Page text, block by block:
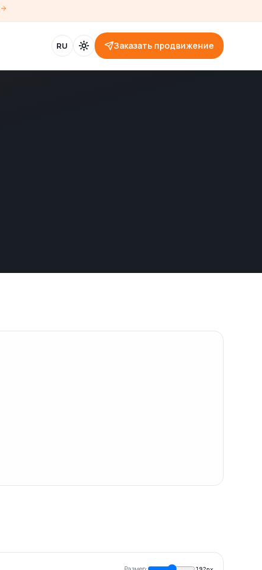
RU Заказать продвижение